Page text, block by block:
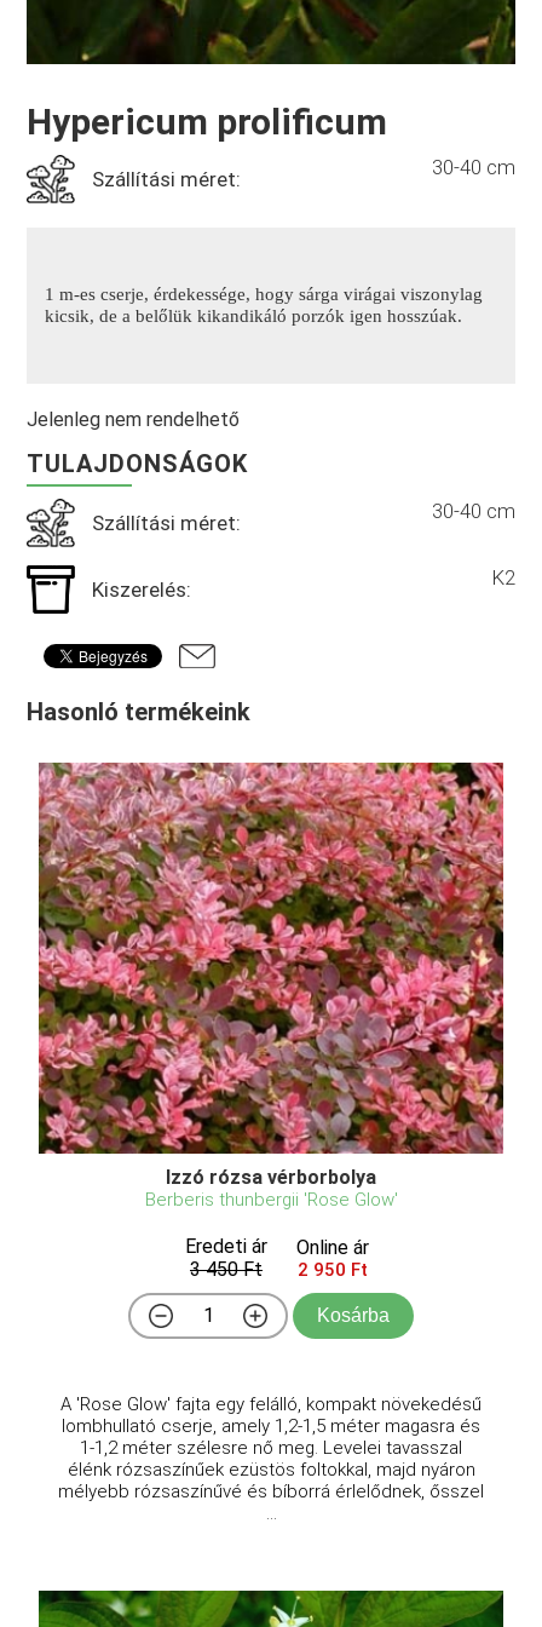
Hypericum prolificum
Szállítási méret: 30-40 cm
1 m-es cserje, érdekessége, hogy sárga virágai viszonylag
kicsik, de a belőlük kikandikáló porzók igen hosszúak.
Jelenleg nem rendelhető
TULAJDONSÁGOK
Szállítási méret: 30-40 cm
Kiszerelés: K2
Hasonló termékeink
Izzó rózsa vérborbolya
Berberis thunbergii 'Rose Glow'
Eredeti ár
3 450 Ft
Online ár
2 950 Ft
Kosárba
A 'Rose Glow' fajta egy felálló, kompakt növekedésű
lombhullató cserje, amely 1,2-1,5 méter magasra és
1-1,2 méter szélesre nő meg. Levelei tavasszal
élénk rózsaszínűek ezüstös foltokkal, majd nyáron
mélyebb rózsaszínűvé és bíborrá érlelődnek, ősszel
...